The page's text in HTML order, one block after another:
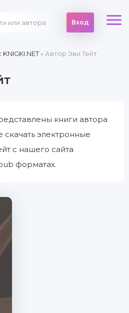
Вход
» Автор Эви Тейт
книги автора
электронные
с нашего сайта
форматах.